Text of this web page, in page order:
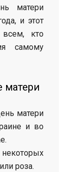
матери
и этот
всем, кто
самому
матери
матери
и во
роза.